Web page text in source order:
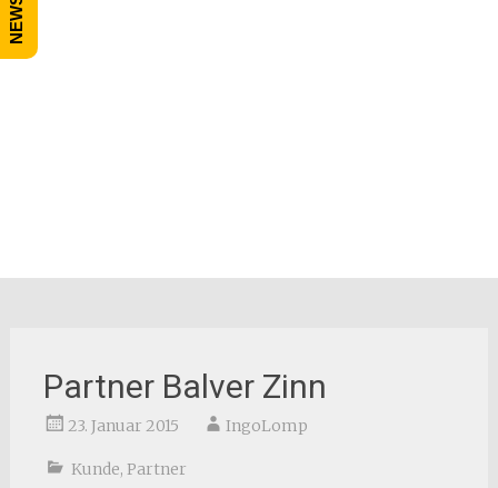
Partner Balver Zinn
23. Januar 2015 IngoLomp
Kunde, Partner